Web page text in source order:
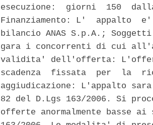
esecuzione:  giorni  150
Finanziamento: L'  appalto
bilancio ANAS S.p.A.;
gara i concorrenti di cui
validita' dell'offerta:
scadenza  fissata  per  la
aggiudicazione: L'appalto
82 del D.Lgs 163/2006. Si
offerte anormalmente basse